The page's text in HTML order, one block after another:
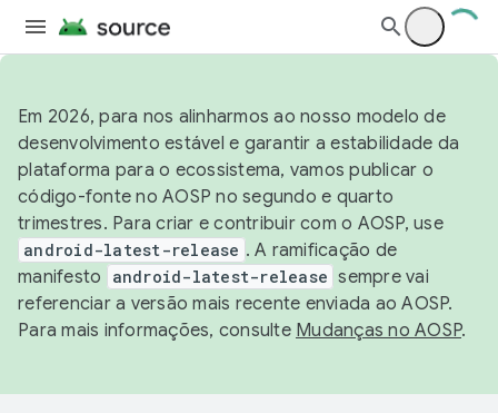
Em 2026, para nos alinharmos ao nosso modelo de
desenvolvimento estável e garantir a estabilidade da
plataforma para o ecossistema, vamos publicar o
código-fonte no AOSP no segundo e quarto
trimestres. Para criar e contribuir com o AOSP, use
android-latest-release . A ramificação de
manifesto
android-latest-release sempre vai
referenciar a versão mais recente enviada ao AOSP.
Para mais informações, consulte Mudanças no AOSP.